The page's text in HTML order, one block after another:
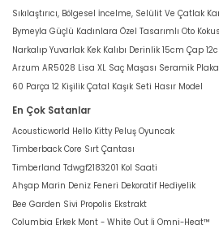
Sıkılaştırıcı, Bölgesel İncelme, Selülit Ve Çatlak
Bymeyla Güçlü Kadınlara Özel Tasarımlı Oto
Narkalıp Yuvarlak Kek Kalıbı Derinlik 15cm Çap
Arzum AR5028 Lisa XL Saç Maşası Seramik
60 Parça 12 Kişilik Çatal Kaşık Seti Hasır Model
En Çok Satanlar
Acousticworld Hello Kitty Peluş Oyuncak
Timberback Core Sırt Çantası
Timberland Tdwgf2183201 Kol Saati
Ahşap Marin Deniz Feneri Dekoratif Hediyelik
Bee Garden Sivi Propolis Ekstrakt
Columbia Erkek Mont - White Out İi Omni-Heat™